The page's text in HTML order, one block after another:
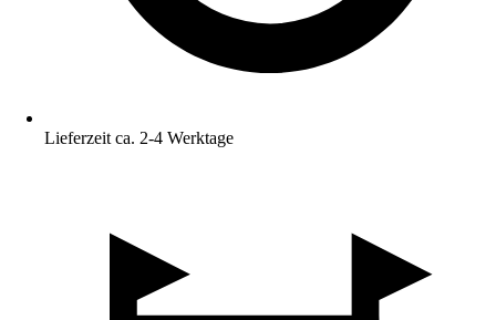
Lieferzeit ca. 2-4 Werktage